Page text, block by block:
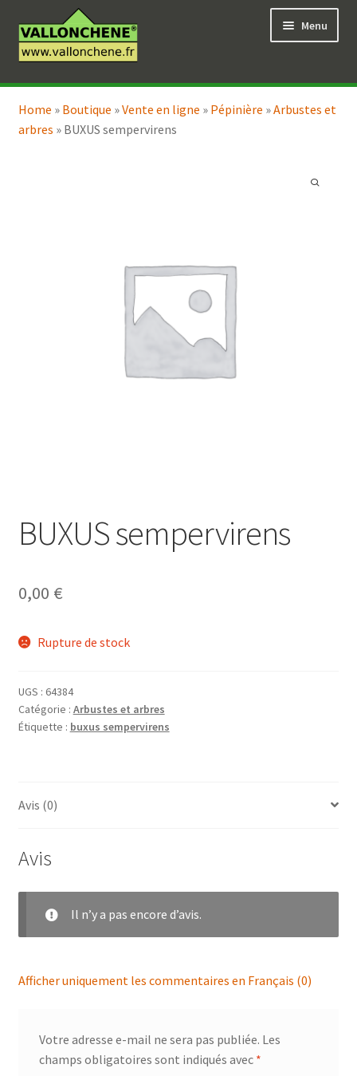
à
la
au
contenu
Menu
Vente en ligne
menu
Coaching pour le jardin
Ouvrir
Home » Boutique »Vente en ligne » Pépinière »Arbustes et
arbres » BUXUS sempervirens
BUXUS sempervirens
0,00 €
Rupture de stock
UGS : 64384
Catégorie : Arbustes et arbres
Étiquette : buxus sempervirens
Avis (0)
Avis
Il n’y a pas encore d’avis.
Afficher uniquement les commentaires en Français (0)
Votre adresse e-mail ne sera pas publiée. Les
champs obligatoires sont indiqués avec *